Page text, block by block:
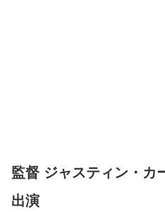
監督 ジャスティン・カ
出演